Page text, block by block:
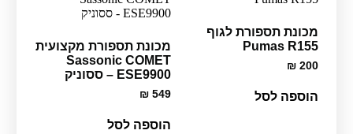
מכונת תספורת לגוף
Pumas R155
₪ 200
הוספה לסל
מכונת תספורת מקצועית
Sassonic COMET
ESE9900 – ססוניק
₪549
הוספה לסל